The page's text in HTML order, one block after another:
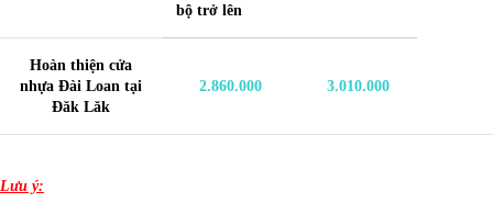
bộ trở lên
Hoàn thiện cửa
nhựa Đài Loan tại
Đăk Lăk
2.860.000 3.010.000
Lưu ý: